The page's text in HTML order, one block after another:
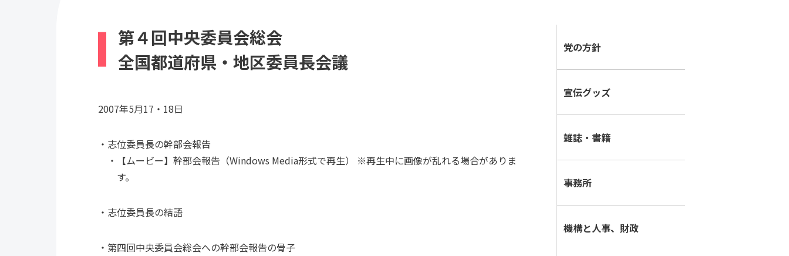
党の方針
宣伝グッズ
雑誌・書籍
事務所
機構と人事、財政
第４回中央委員会総会
全国都道府県・地区委員長会議
2007年5月17・18日
志位委員長の幹部会報告
【ムービー】幹部会報告 （Windows Media形式で再生） ※再生中に画像が乱れる場合がありま
す。
志位委員長の結語
第四回中央委員会総会への幹部会報告の骨子